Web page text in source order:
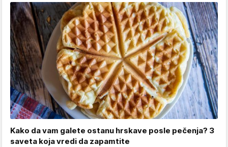
Kako da vam galete ostanu hrskave posle pečenja? 3
saveta koja vredi da zapamtite